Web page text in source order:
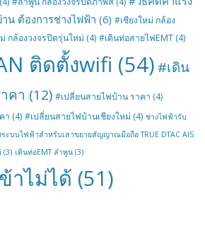
น ต้องการช่างไฟฟ้า (6) #เชียงใหม่ กล้อง
กล้องวงจรปิดรุ่นใหม่ (4) #เดินท่อสายไฟEMT (4)
ติดตั้งwifi (54) #เดิน
คา (12) #เปลี่ยนสายไฟบ้าน ราคา (4)
า (4) #เปลี่ยนสายไฟบ้านเชียงใหม่ (4) ช่างไฟฟ้ารับ
ระบบไฟฟ้าสำหรับเสาขยายสัญญาณมือถือ TRUE DTAC AIS
(3) เดินท่อEMT ลำพูน (3)
าไม่ได้ (51)